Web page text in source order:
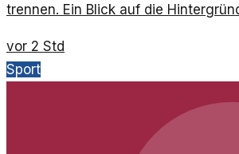
trennen. Ein Blick auf die
vor 2 Std
Sport